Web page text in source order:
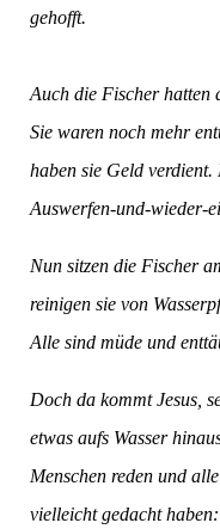
gehofft.
Auch die Fischer hatten
Sie waren noch mehr
haben sie Geld verdient.
Auswerfen-und-wieder-
Nun sitzen die Fischer
reinigen sie von
Alle sind müde und
Doch da kommt Jesus,
etwas aufs Wasser
Menschen reden und
vielleicht gedacht